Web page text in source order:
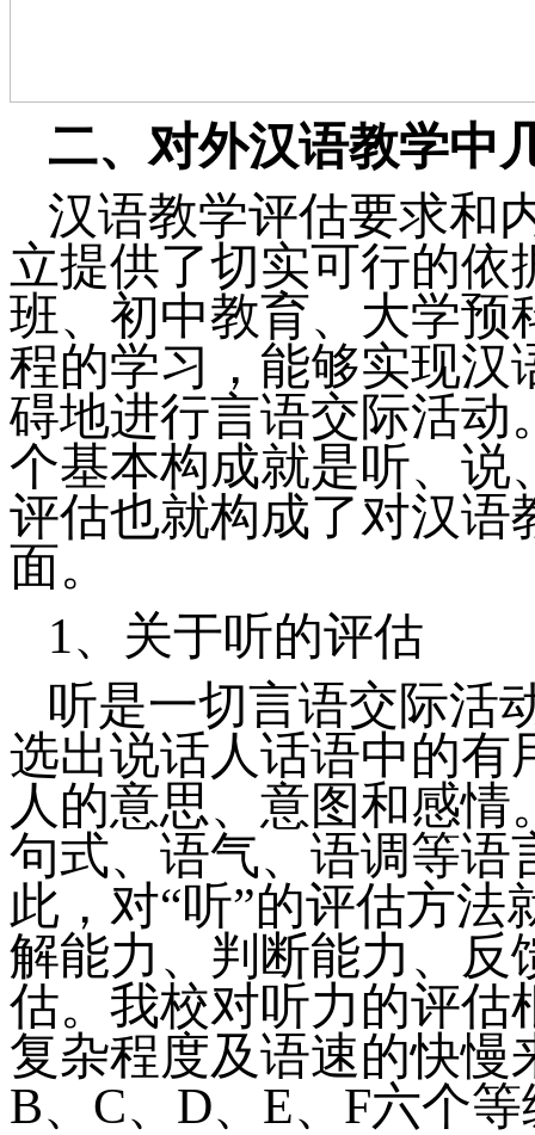
二、对外汉语教学中
汉语教学评估要求和
立提供了切实可行的依
班、初中教育、大学预
程的学习，能够实现汉
碍地进行言语交际活动
个基本构成就是听、说
评估也就构成了对汉语
面。
1、 关于听的评估
听是一切言语交际活
选出说话人话语中的有
人的意思、意图和感
句式、语气、语调等语
此，对“听”的评估方
解能力、判断能力、反
估。我校对听力的评估
复杂程度及语速的快慢
B、 C、 D、 E、 F六个